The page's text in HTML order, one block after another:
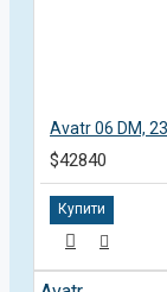
$42840
Купити